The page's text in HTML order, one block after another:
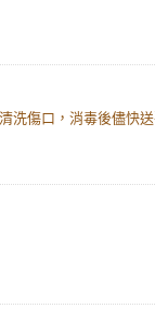
洗傷口，消毒後儘快